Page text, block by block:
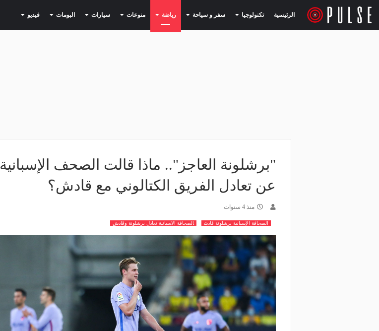
الرئيسية تكنولوجيا (current) سفر و سياحة (current) رياضة (current) منوعات (current) سيارات (current) البومات (current) فيديو (current)
"برشلونة العاجز".. ماذا قالت الصحف الإسبانية
عن تعادل الفريق الكتالوني مع قادش؟
منذ 4 سنوات
الصحافة الإسبانية برشلونة قادش الصحافة الاسبانية تعادل برشلونة وقادش